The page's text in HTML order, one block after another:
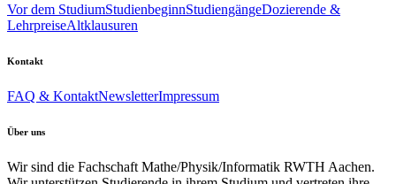
Vor dem StudiumStudienbeginnStudiengängeDozierende &
LehrpreiseAltklausuren
Kontakt
FAQ & KontaktNewsletterImpressum
Über uns
Wir sind die Fachschaft Mathe/Physik/Informatik RWTH Aachen.